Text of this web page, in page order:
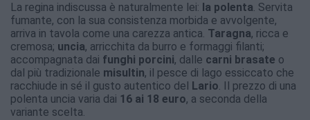
La regina indiscussa è naturalmente lei: la polenta. Servita
fumante, con la sua consistenza morbida e avvolgente,
arriva in tavola come una carezza antica. Taragna, ricca e
cremosa; uncia, arricchita da burro e formaggi filanti;
accompagnata dai funghi porcini, dalle carni brasate o
dal più tradizionale misultin, il pesce di lago essiccato che
racchiude in sé il gusto autentico del
Lario. Il prezzo di una
polenta uncia varia dai 16 ai 18 euro, a seconda della
variante scelta.